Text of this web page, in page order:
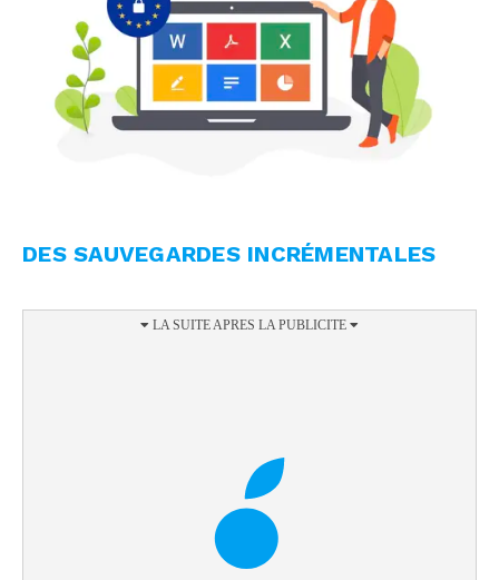
DES SAUVEGARDES INCRÉMENTALES